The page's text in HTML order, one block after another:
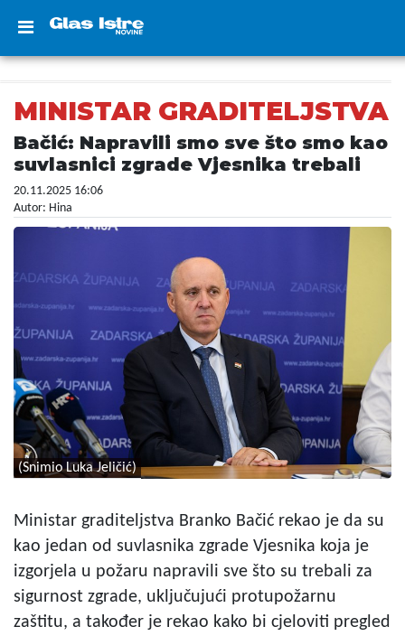
MINISTAR GRADITELJSTVA
Bačić: Napravili smo sve što smo kao
suvlasnici zgrade Vjesnika trebali
20.11.2025 16:06
Autor: Hina
(Snimio Luka Jeličić)
Ministar graditeljstva Branko Bačić rekao je da su
kao jedan od suvlasnika zgrade Vjesnika koja je
izgorjela u požaru napravili sve što su trebali za
sigurnost zgrade, uključujući protupožarnu
zaštitu, a također je rekao kako bi cjeloviti pregled